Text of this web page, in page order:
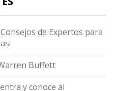
de Expertos para
Buffett
y conoce al